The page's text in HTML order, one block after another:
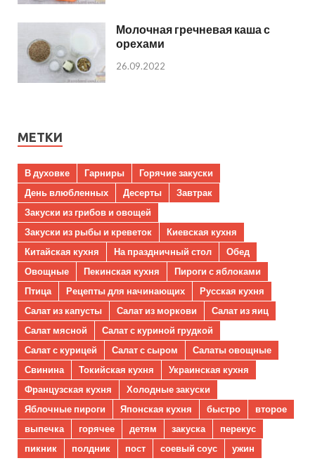
Молочная гречневая каша с
орехами
26.09.2022
МЕТКИ
В духовке Гарниры
Горячие закуски
День влюбленных
Десерты
Завтрак
Закуски из грибов и овощей
Закуски из рыбы и креветок
Киевская кухня
Китайская кухня
На праздничный стол
Обед
Овощные
Пекинская кухня
Пироги с яблоками
Птица
Рецепты для начинающих
Русская кухня
Салат из капусты
Салат из моркови
Салат из яиц
Салат мясной
Салат с куриной грудкой
Салат с курицей
Салат с сыром
Салаты овощные
Свинина
Токийская кухня
Украинская кухня
Французская кухня
Холодные закуски
Яблочные пироги
Японская кухня быстро
второе
выпечка
горячее детям закуска
перекус
пикник
полдник пост соевый соус ужин